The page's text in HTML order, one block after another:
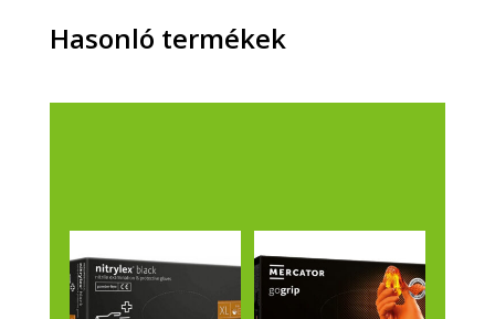
Hasonló termékek